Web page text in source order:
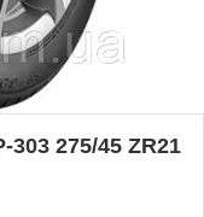
303 275/45 ZR21